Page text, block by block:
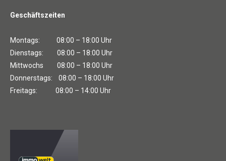
Geschäftszeiten
Montags: 08:00 – 18:00 Uhr
Dienstags: 08:00 – 18:00 Uhr
Mittwochs 08:00 – 18:00 Uhr
Donnerstags: 08:00 – 18:00 Uhr
Freitags: 08:00 – 14:00 Uhr